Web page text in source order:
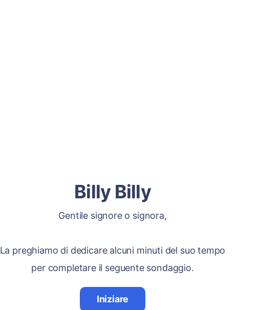
Billy Billy
Gentile signore o signora,
La preghiamo di dedicare alcuni minuti del suo tempo
per completare il seguente sondaggio.
Iniziare